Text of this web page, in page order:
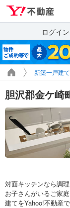
ログイン
新築一戸建て
胆沢郡金ケ崎
対面キッチンなら調
お子さんがいるご家
建てをYahoo!不動産